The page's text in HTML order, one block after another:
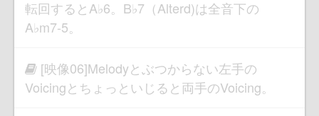
転回するとA♭6。B♭7（Alterd)は全音下の
A♭m7-5。
[映像06]Melodyとぶつからない左手の
Voicingとちょっといじると両手のVoicing。